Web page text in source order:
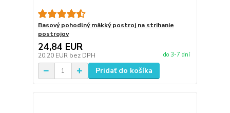
Basový pohodlný mäkký postroj na strihanie
postrojov
24,84 EUR
20,20 EUR bez DPH do 3-7 dní
Pridať do košíka